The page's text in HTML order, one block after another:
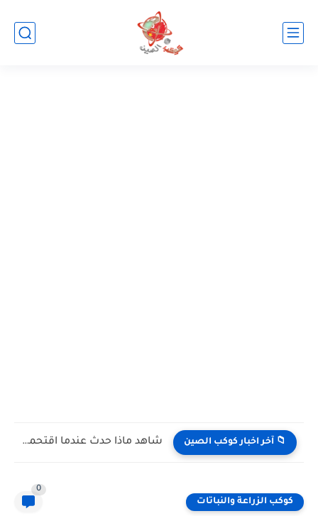
📁 آخر اخبار كوكب الصين شاهد كيف يتغلب النمس على الكوبرا في مواجهة تعتمد على...
كوكب الزراعة والنباتات
0